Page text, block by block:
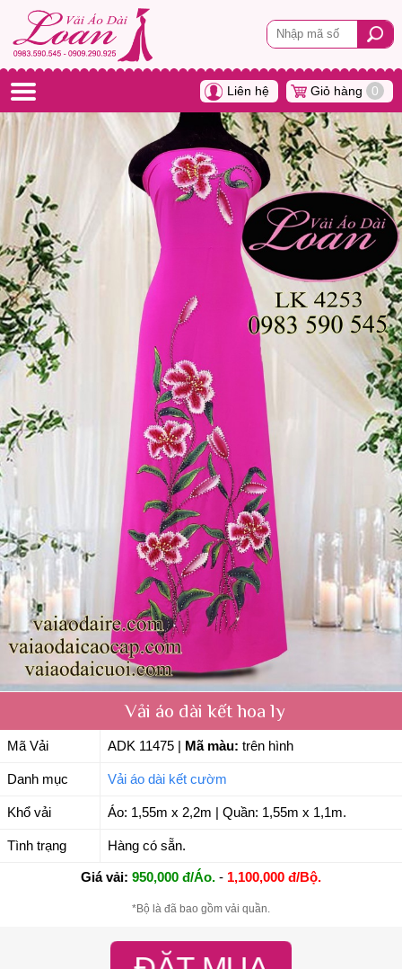
Liên hệ Giỏ hàng 0
Vải áo dài kết hoa ly
Mã Vải ADK 11475 Mã màu: trên hình
Danh mục Vải áo dài kết cườm
Khổ vải Áo: 1,55m x 2,2m | Quần: 1,55m x 1,1m.
Tình trạng Hàng có sẵn.
Giá vải: 950,000 đ/Áo. - 1,100,000 đ/Bộ.
*Bộ là đã bao gồm vải quần.